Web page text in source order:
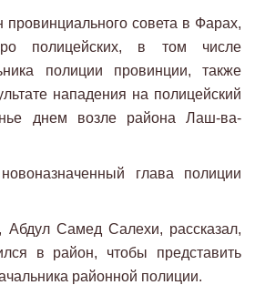
провинциального совета в Фарах,
полицейских, в том числе
полиции провинции, также
нападения на полицейский
днем ​​возле района Лаш-ва-
глава полиции
Абдул Самед Салехи, рассказал,
в район, чтобы представить
районной полиции.